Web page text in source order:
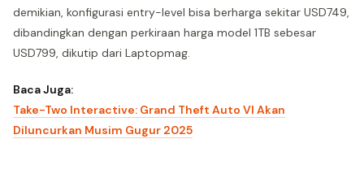
demikian, konfigurasi entry-level bisa berharga sekitar USD749,
dibandingkan dengan perkiraan harga model 1TB sebesar
USD799, dikutip dari Laptopmag.
Baca Juga:
Take-Two Interactive: Grand Theft Auto VI Akan
Diluncurkan Musim Gugur 2025